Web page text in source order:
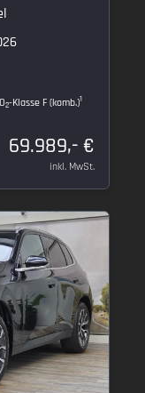
2-Klasse F (komb.)1
69.989,- €
inkl. MwSt.